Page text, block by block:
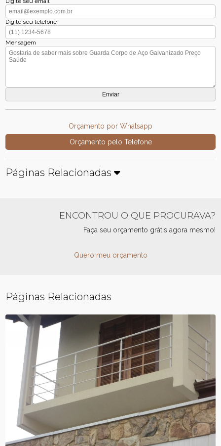
Digite seu telefone
Mensagem
Orçamento por Whatsapp
Orçamento pelo Telefone
Páginas Relacionadas
ENCONTROU O QUE PROCURAVA?
Faça seu orçamento grátis agora mesmo!
Quero meu orçamento
Páginas Relacionadas